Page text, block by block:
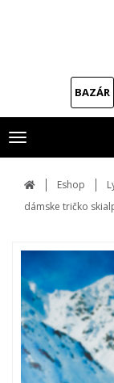
BAZÁR
Toggle
navigation
Eshop
dámske tričko